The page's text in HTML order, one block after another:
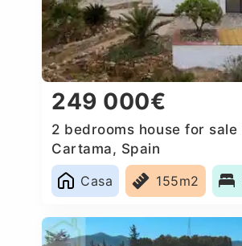
249 000€
2 bedrooms house for sale
Cartama, Spain
Casa
155m2